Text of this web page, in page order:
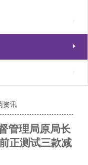

资讯
管理局原局长
正测试三款减